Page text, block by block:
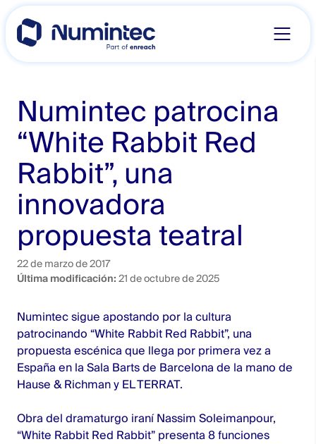
Skip
content
Numintec patrocina
“White Rabbit Red
Rabbit”, una
innovadora
propuesta teatral
22 de marzo de 2017
Última modificación: 21 de octubre de 2025
Numintec sigue apostando por la cultura
patrocinando “White Rabbit Red Rabbit”, una
propuesta escénica que llega por primera vez a
España en la Sala Barts de Barcelona de la mano de
Hause & Richman y EL TERRAT.
Obra del dramaturgo iraní Nassim Soleimanpour,
“White Rabbit Red Rabbit” presenta 8 funciones